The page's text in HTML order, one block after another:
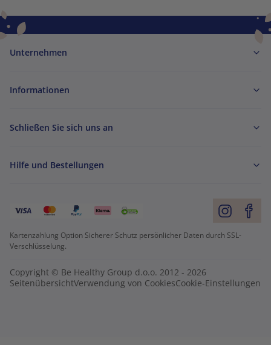
Unternehmen
Informationen
Schließen Sie sich uns an
Hilfe und Bestellungen
Kartenzahlung Option Sicherer Schutz persönlicher Daten durch SSL-
Verschlüsselung.
Copyright © Be Healthy Group d.o.o. 2012 - 2026
SeitenübersichtVerwendung von CookiesCookie-Einstellungen